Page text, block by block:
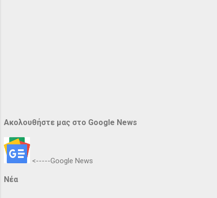
Ακολουθήστε μας στο Google News
<-----Google News
Νέα